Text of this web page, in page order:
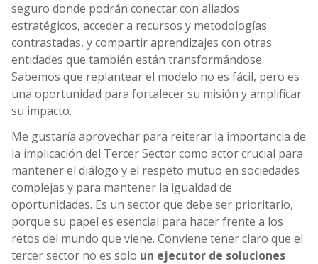
seguro donde podrán conectar con aliados
estratégicos, acceder a recursos y metodologías
contrastadas, y compartir aprendizajes con otras
entidades que también están transformándose.
Sabemos que replantear el modelo no es fácil, pero es
una oportunidad para fortalecer su misión y amplificar
su impacto.
Me gustaría aprovechar para reiterar la importancia de
la implicación del Tercer Sector como actor crucial para
mantener el diálogo y el respeto mutuo en sociedades
complejas y para mantener la igualdad de
oportunidades. Es un sector que debe ser prioritario,
porque su papel es esencial para hacer frente a los
retos del mundo que viene. Conviene tener claro que el
tercer sector no es solo un ejecutor de soluciones